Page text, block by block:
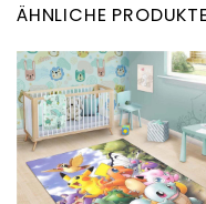
ÄHNLICHE PRODUKTE